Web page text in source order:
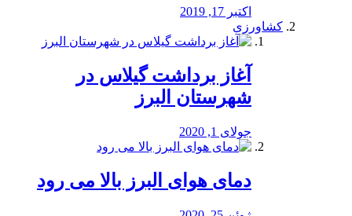
اکتبر 17, 2019
کشاورزی
آغاز برداشت گیلاس در
شهرستان البرز
جولای 1, 2020
دمای هوای البرز بالا می رود